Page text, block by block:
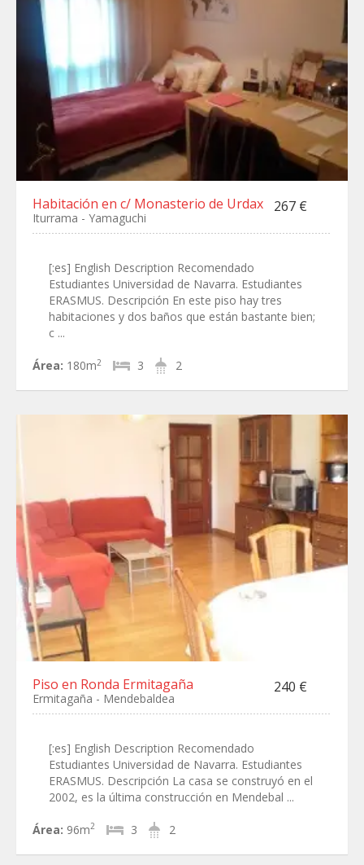
Habitación en c/ Monasterio de Urdax 267 €
Iturrama - Yamaguchi
[:es] English Description Recomendado
Estudiantes Universidad de Navarra. Estudiantes
ERASMUS. Descripción En este piso hay tres
habitaciones y dos baños que están bastante bien;
c ...
Área: 180m2 3 2
Piso en Ronda Ermitagaña 240 €
Ermitagaña - Mendebaldea
[:es] English Description Recomendado
Estudiantes Universidad de Navarra. Estudiantes
ERASMUS. Descripción La casa se construyó en el
2002, es la última construcción en Mendebal ...
Área: 96m2 3 2